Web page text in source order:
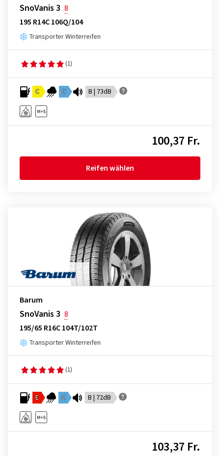
SnoVanis 3 8
195 R14C 106Q/104
Transporter Winterreifen
(1)
C C B | 73dB
100,37 Fr.
Reifen wählen
Barum
SnoVanis 3 8
195/65 R16C 104T/102T
Transporter Winterreifen
(1)
E C B | 72dB
103,37 Fr.